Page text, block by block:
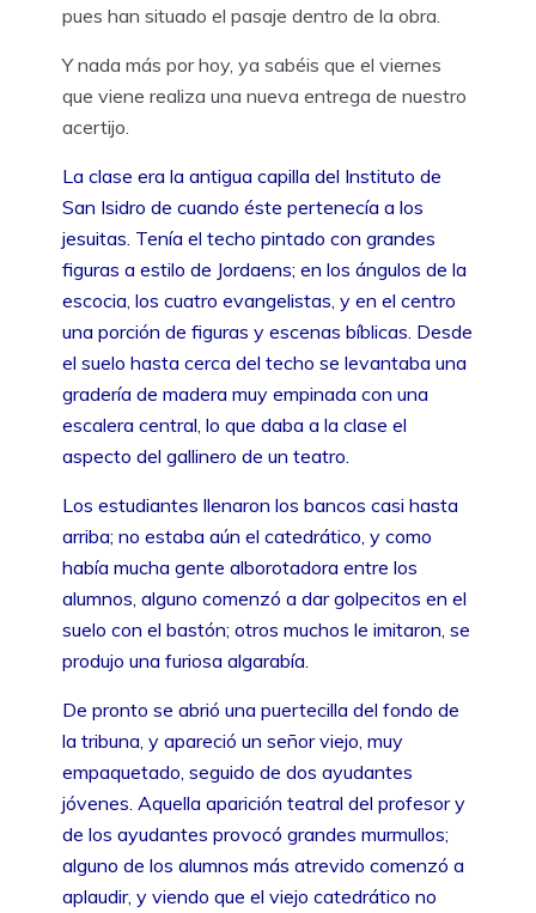
pues han situado el pasaje dentro de la obra.
Y nada más por hoy, ya sabéis que el viernes
que viene realiza una nueva entrega de nuestro
acertijo.
La clase era la antigua capilla del Instituto de
San Isidro de cuando éste pertenecía a los
jesuitas. Tenía el techo pintado con grandes
figuras a estilo de Jordaens; en los ángulos de la
escocia, los cuatro evangelistas, y en el centro
una porción de figuras y escenas bíblicas. Desde
el suelo hasta cerca del techo se levantaba una
gradería de madera muy empinada con una
escalera central, lo que daba a la clase el
aspecto del gallinero de un teatro.
Los estudiantes llenaron los bancos casi hasta
arriba; no estaba aún el catedrático, y como
había mucha gente alborotadora entre los
alumnos, alguno comenzó a dar golpecitos en el
suelo con el bastón; otros muchos le imitaron, se
produjo una furiosa algarabía.
De pronto se abrió una puertecilla del fondo de
la tribuna, y apareció un señor viejo, muy
empaquetado, seguido de dos ayudantes
jóvenes. Aquella aparición teatral del profesor y
de los ayudantes provocó grandes murmullos;
alguno de los alumnos más atrevido comenzó a
aplaudir, y viendo que el viejo catedrático no